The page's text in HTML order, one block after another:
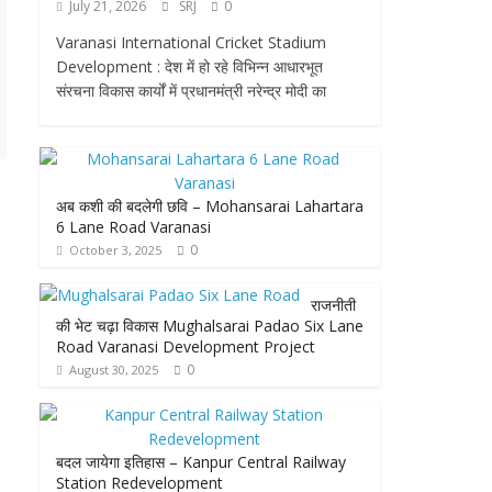
July 21, 2026 SRJ 0
Varanasi International Cricket Stadium
Development : देश में हो रहे विभिन्न आधारभूत
संरचना विकास कार्यों में प्रधानमंत्री नरेन्द्र मोदी का
अब कशी की बदलेगी छवि – Mohansarai Lahartara
6 Lane Road Varanasi
October 3, 2025 0
राजनीती
की भेट चढ़ा विकास Mughalsarai Padao Six Lane
Road Varanasi Development Project
August 30, 2025 0
बदल जायेगा इतिहास – Kanpur Central Railway
Station Redevelopment